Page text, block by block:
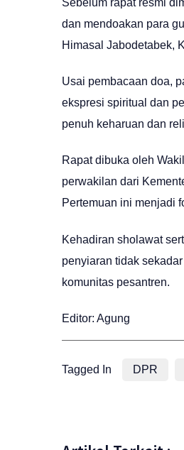
dan mendoakan para
Himasal Jabodetabek,
Usai pembacaan doa,
ekspresi spiritual dan
penuh keharuan dan
Rapat dibuka oleh
perwakilan dari
Pertemuan ini menjadi
Kehadiran sholawat
penyiaran tidak
komunitas pesantren.
Editor: Agung
Tagged In DPR